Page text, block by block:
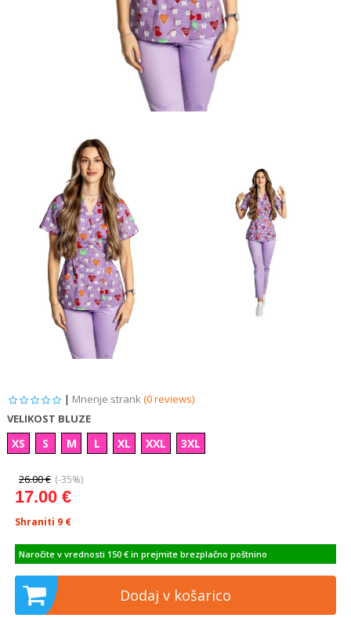
| Mnenje strank(0 reviews)
VELIKOST BLUZE
XS S M L XL XXL 3XL
26.00 € (-35%)
17.00 €
Shraniti 9 €
Naročite v vrednosti 150 € in prejmite brezplačno poštnino
Dodaj v košarico